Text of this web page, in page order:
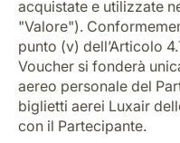
acquistate e utilizzate
"Valore").
punto (v) dell’Articolo
Voucher si fonderà
aereo personale del
biglietti aerei Luxair
con il Partecipante.